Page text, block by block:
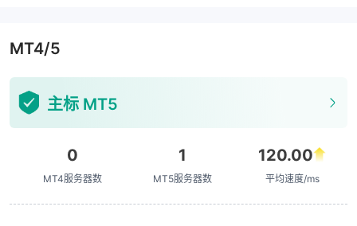
MT4/5
主标 MT5
0
MT4服务器数
1
MT5服务器数
120.00
平均速度/ms